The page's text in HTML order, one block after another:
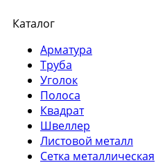
Каталог
Арматура
Труба
Уголок
Полоса
Квадрат
Швеллер
Листовой металл
Сетка металлическая